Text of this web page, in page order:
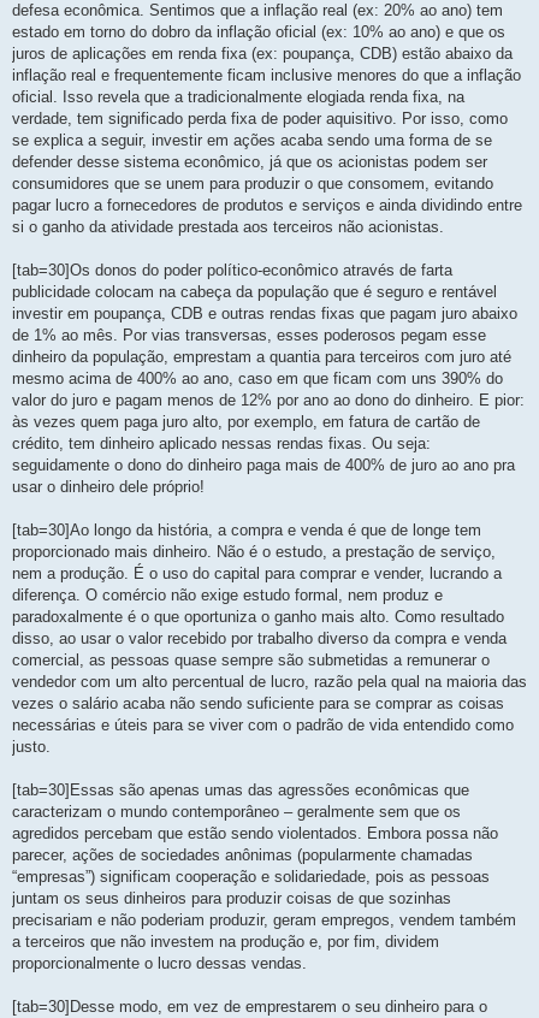
defesa econômica. Sentimos que a inflação real (ex: 20% ao ano) tem
estado em torno do dobro da inflação oficial (ex: 10% ao ano) e que os
juros de aplicações em renda fixa (ex: poupança, CDB) estão abaixo da
inflação real e frequentemente ficam inclusive menores do que a inflação
oficial. Isso revela que a tradicionalmente elogiada renda fixa, na
verdade, tem significado perda fixa de poder aquisitivo. Por isso, como
se explica a seguir, investir em ações acaba sendo uma forma de se
defender desse sistema econômico, já que os acionistas podem ser
consumidores que se unem para produzir o que consomem, evitando
pagar lucro a fornecedores de produtos e serviços e ainda dividindo entre
si o ganho da atividade prestada aos terceiros não acionistas.
[tab=30]Os donos do poder político-econômico através de farta
publicidade colocam na cabeça da população que é seguro e rentável
investir em poupança, CDB e outras rendas fixas que pagam juro abaixo
de 1% ao mês. Por vias transversas, esses poderosos pegam esse
dinheiro da população, emprestam a quantia para terceiros com juro até
mesmo acima de 400% ao ano, caso em que ficam com uns 390% do
valor do juro e pagam menos de 12% por ano ao dono do dinheiro. E pior:
às vezes quem paga juro alto, por exemplo, em fatura de cartão de
crédito, tem dinheiro aplicado nessas rendas fixas. Ou seja:
seguidamente o dono do dinheiro paga mais de 400% de juro ao ano pra
usar o dinheiro dele próprio!
[tab=30]Ao longo da história, a compra e venda é que de longe tem
proporcionado mais dinheiro. Não é o estudo, a prestação de serviço,
nem a produção. É o uso do capital para comprar e vender, lucrando a
diferença. O comércio não exige estudo formal, nem produz e
paradoxalmente é o que oportuniza o ganho mais alto. Como resultado
disso, ao usar o valor recebido por trabalho diverso da compra e venda
comercial, as pessoas quase sempre são submetidas a remunerar o
vendedor com um alto percentual de lucro, razão pela qual na maioria das
vezes o salário acaba não sendo suficiente para se comprar as coisas
necessárias e úteis para se viver com o padrão de vida entendido como
justo.
[tab=30]Essas são apenas umas das agressões econômicas que
caracterizam o mundo contemporâneo – geralmente sem que os
agredidos percebam que estão sendo violentados. Embora possa não
parecer, ações de sociedades anônimas (popularmente chamadas
“empresas”) significam cooperação e solidariedade, pois as pessoas
juntam os seus dinheiros para produzir coisas de que sozinhas
precisariam e não poderiam produzir, geram empregos, vendem também
a terceiros que não investem na produção e, por fim, dividem
proporcionalmente o lucro dessas vendas.
[tab=30]Desse modo, em vez de emprestarem o seu dinheiro para o